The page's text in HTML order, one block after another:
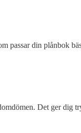
passar din plånbok
Det ger dig